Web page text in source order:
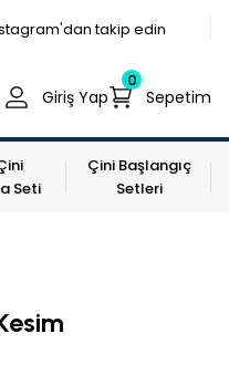
takip edin
Giriş Yap Sepetim
0
Seti
Çini Başlangıç
Setleri